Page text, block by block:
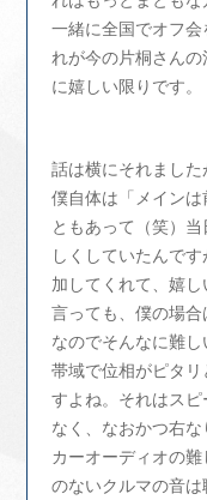
一緒に全国でオフ
れが今の片桐さん
に嬉しい限りです。
話は横にそれました
僕自体は「メイン
ともあって（笑）
しくしていたんで
加してくれて、嬉
言っても、僕の場
なのでそんなに難
帯域で位相がピタ
すよね。それはス
なく、なおかつ右
カーオーディオの
のないクルマの音